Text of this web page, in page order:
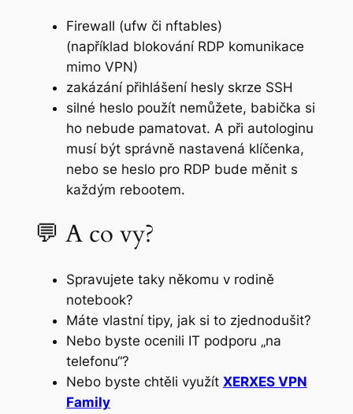
Firewall (ufw či nftables)
(například blokování RDP komunikace
mimo VPN)
zakázání přihlášení hesly skrze SSH
silné heslo použít nemůžete, babička si
ho nebude pamatovat. A při autologinu
musí být správně nastavená klíčenka,
nebo se heslo pro RDP bude měnit s
každým rebootem.
💬 A co vy?
Spravujete taky někomu v rodině
notebook?
Máte vlastní tipy, jak si to zjednodušit?
Nebo byste ocenili IT podporu „na
telefonu“?
Nebo byste chtěli využít XERXES VPN
Family